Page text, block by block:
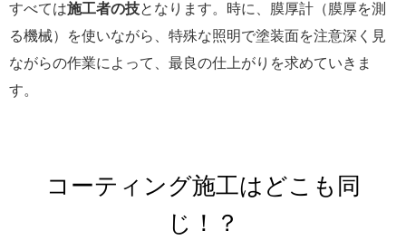
すべては施工者の技となります。時に、膜厚計（膜厚を測
る機械）を使いながら、特殊な照明で塗装面を注意深く見
ながらの作業によって、最良の仕上がりを求めていきま
す。
コーティング施工はどこも同
じ！？